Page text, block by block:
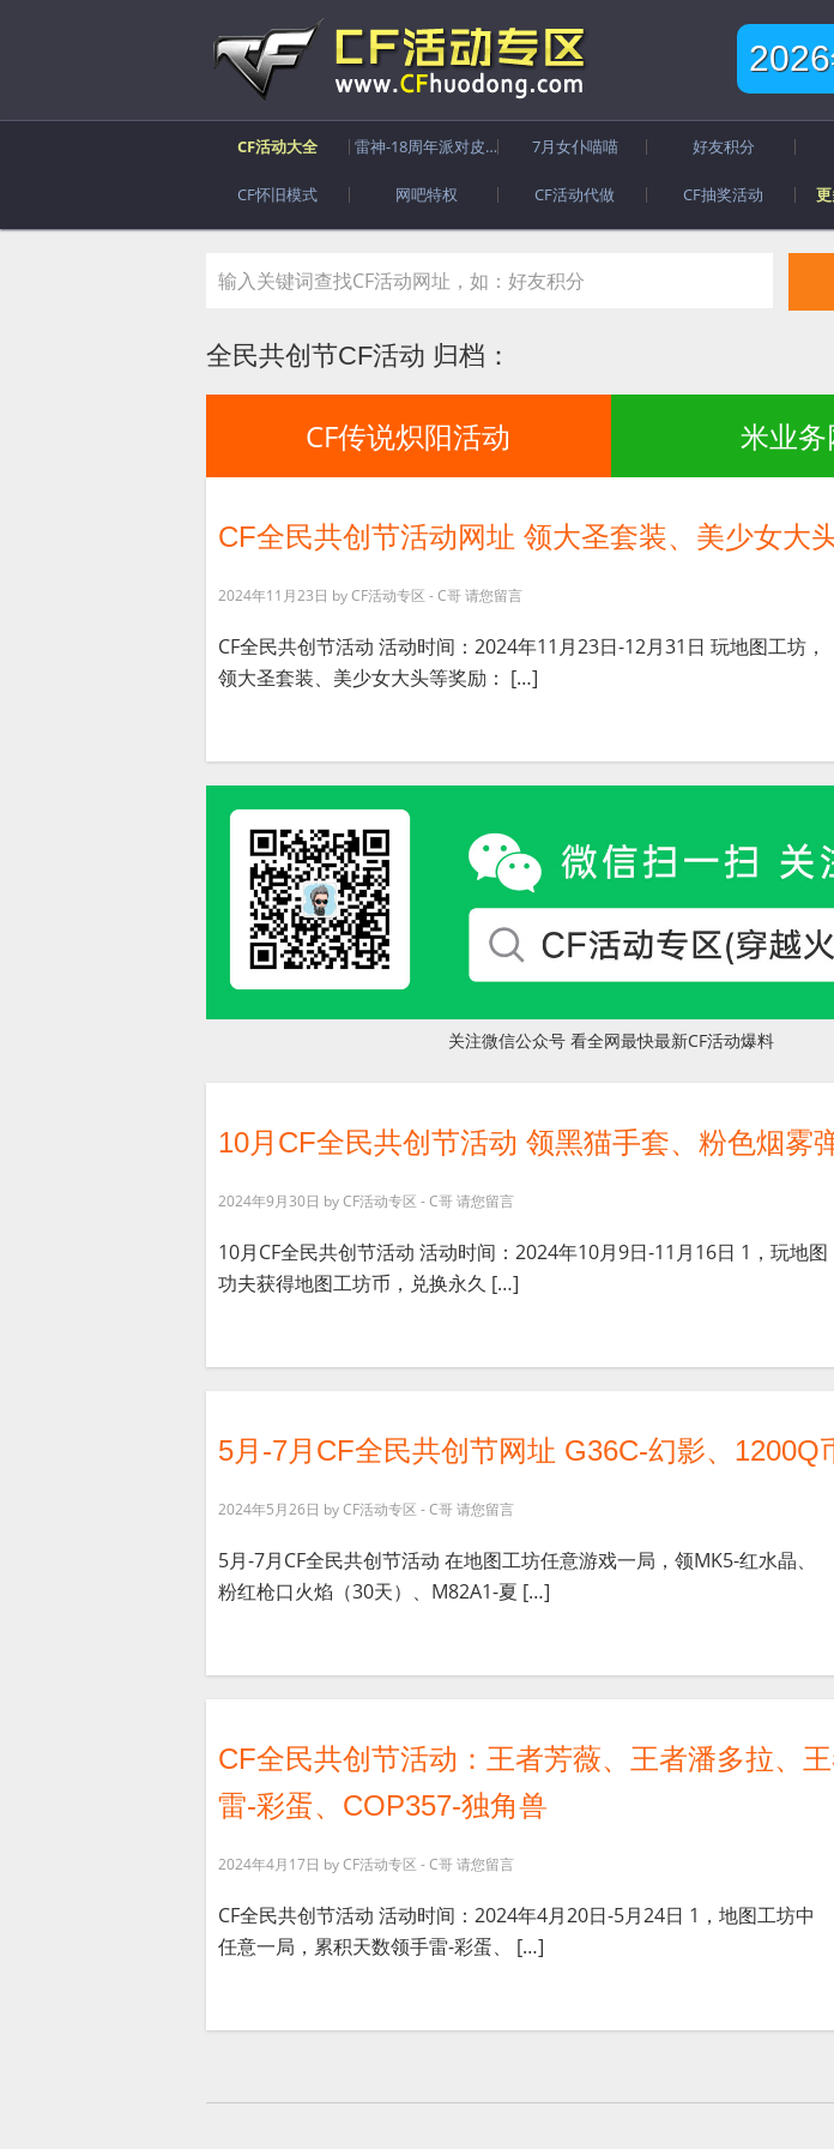
CF活动大全 雷神-18周年派对皮肤 7月女仆喵喵 好友积分
CF怀旧模式 网吧特权 CF活动代做 CF抽奖活动
全民共创节CF活动 归档：
CF传说炽阳活动 米业
CF全民共创节活动网址 领大圣套装、美少女大
2024年11月23日 byCF活动专区 - C哥请您留言
CF全民共创节活动 活动时间：2024年11月23日-12月31日 玩地图工坊，
领大圣套装、美少女大头等奖励： […]
关注微信公众号 看全网最快最新CF活动爆料
10月CF全民共创节活动 领黑猫手套、粉色烟雾
2024年9月30日 byCF活动专区 - C哥请您留言
10月CF全民共创节活动 活动时间：2024年10月9日-11月16日 1，玩地图
功夫获得地图工坊币，兑换永久 […]
5月-7月CF全民共创节网址 G36C-幻影、1200Q
2024年5月26日 byCF活动专区 - C哥请您留言
5月-7月CF全民共创节活动 在地图工坊任意游戏一局，领MK5-红水晶、
粉红枪口火焰（30天）、M82A1-夏 […]
CF全民共创节活动：王者芳薇、王者潘多拉、
雷-彩蛋、COP357-独角兽
2024年4月17日 byCF活动专区 - C哥请您留言
CF全民共创节活动 活动时间：2024年4月20日-5月24日 1，地图工坊中
任意一局，累积天数领手雷-彩蛋、 […]